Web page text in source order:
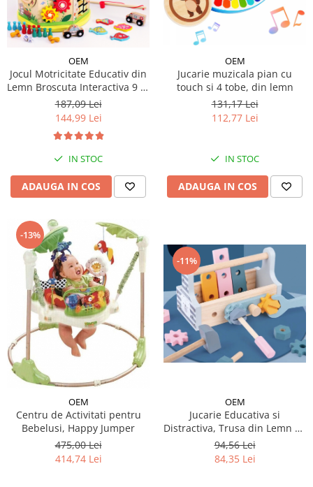
OEM
Jocul Motricitate Educativ din
Lemn Broscuta Interactiva 9 în
1 Montessori
187,09 Lei
144,99 Lei
IN STOC
ADAUGA IN COS
OEM
Jucarie muzicala pian cu
touch si 4 tobe, din lemn
131,17 Lei
112,77 Lei
IN STOC
ADAUGA IN COS
-13%
OEM
Centru de Activitati pentru
Bebelusi, Happy Jumper
475,00 Lei
414,74 Lei
-11%
OEM
Jucarie Educativa si
Distractiva, Trusa din Lemn cu
Scule - Ursulet Fericit
94,56 Lei
84,35 Lei